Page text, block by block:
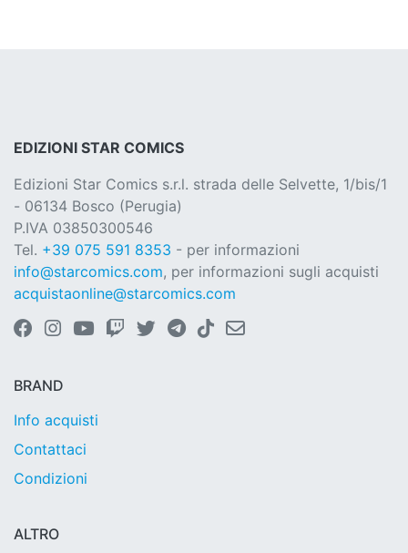
EDIZIONI STAR COMICS
Edizioni Star Comics s.r.l. strada delle Selvette, 1/bis/1
- 06134 Bosco (Perugia)
P.IVA 03850300546
Tel. +39 075 591 8353 - per informazioni
info@starcomics.com, per informazioni sugli acquisti
acquistaonline@starcomics.com
BRAND
Info acquisti
Contattaci
Condizioni
ALTRO